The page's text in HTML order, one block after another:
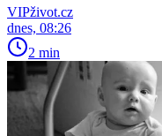
VIPživot.cz
dnes, 08:26
2 min